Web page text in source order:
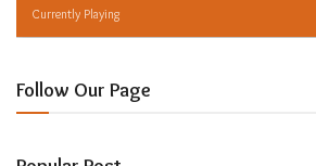
Currently Playing
Follow Our Page